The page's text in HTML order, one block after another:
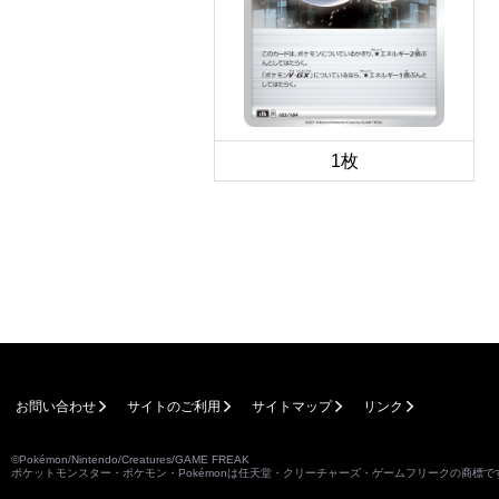
1枚
お問い合わせ サイトのご利用 サイトマップ リンク
©Pokémon/Nintendo/Creatures/GAME FREAK
ポケットモンスター・ポケモン・Pokémonは任天堂・クリーチャーズ・ゲームフリークの商標で